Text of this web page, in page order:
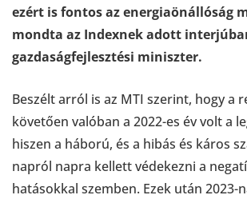
ezért is fontos az energiaönállóság
mondta az Indexnek adott
gazdaságfejlesztési miniszter.
Beszélt arról is az MTI szerint, hogy a
követően valóban a 2022-es év volt a
hiszen a háború, és a hibás és káros
napról napra kellett védekezni a
hatásokkal szemben. Ezek után 2023-